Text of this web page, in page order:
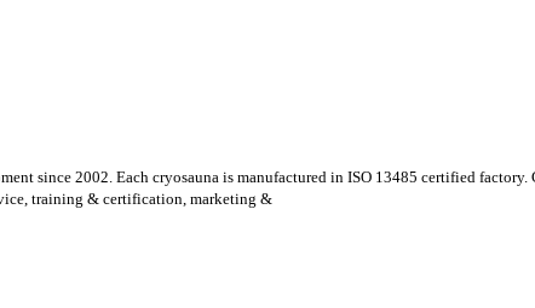
since 2002. Each cryosauna is manufactured in ISO 13485 certified
training & certification, marketing &